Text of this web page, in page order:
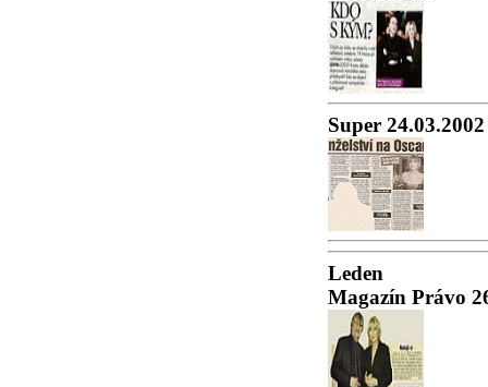
Super 24.03.2002
Leden
Magazín Právo